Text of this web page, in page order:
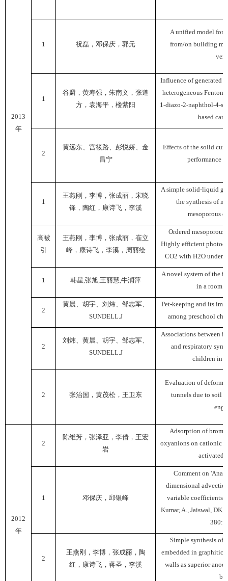
2013
年
1 祝磊，邓保庆，郭元
A unified model for
from/on building
1
谷麟，黄寿强，朱南文，张道
方，袁海平，楼紫阳
Influence of generated
heterogeneous
1-diazo-2-naphthol-4-
based
2
黄远东、宫筱路、彭悦娇、金
昌宁
Effects of the solid
performance
1
王燕刚，李博，张成丽，宋晓
锋，陶红，康诗飞，李溪
A simple solid-liquid
the synthesis of
mesoporous
高被
引
王燕刚，李博，张成丽，崔立
峰，康诗飞，李溪，周丽绘
Ordered
Highly efficient
CO2 with H2O under
1 韩星 张旭 王丽慧 牛润萍
A novel system of the
in a room
2
黄晨、胡宇、刘炜、邹志军、
SUNDELL.J
Pet-keeping and its
among preschool
2
刘炜、黄晨、胡宇、邹志军、
SUNDELL.J
Associations between
and respiratory
children in
2 张治国，黄茂松，王卫东
Evaluation of
tunnels due to soil
2012
年
2
陈维芳，张泽亚，李倩，王宏
岩
Adsorption of
oxyanions on cationic
activated
1 邓保庆，邱银峰
Comment on
dimensional
variable coefficients
Kumar, A., Jaiswal, DK,
380:
2
王燕刚，李博，张成丽，陶
红，康诗飞，蒋圣，李溪
Simple synthesis of
embedded in graphitic
walls as superior